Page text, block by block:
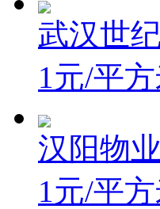
武汉世
1元/平
汉阳物
1元/平